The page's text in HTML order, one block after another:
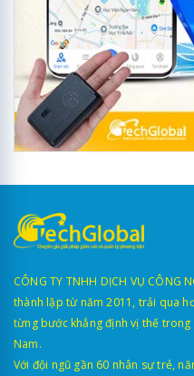
CÔNG TY TNHH DỊCH VỤ CÔNG
thành lập từ năm 2011, trải qua
từng bước khẳng định vị thế trong
Nam.
Với đội ngũ gần 60 nhân sự trẻ,